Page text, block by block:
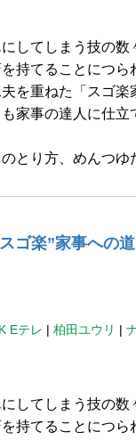
してしまう技の数
持てることにつら
を重ねた「スゴ楽
家事の達人に仕
とり方、めんつゆ
ゴ楽”家事への道
Eテレ | 柏田ユウリ |
してしまう技の数
持てることにつら